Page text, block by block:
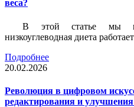
веса?
В этой статье мы
низкоуглеводная диета
Подробнее
20.02.2026
Революция в цифровом
редактирования и